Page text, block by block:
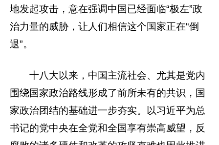
地发起攻击，意在强调中国已经面临“极左”政
治力量的威胁，让人们相信这个国家正在“倒
退”。
十八大以来，中国主流社会、尤其是党内
围绕国家政治路线形成了前所未有的共识，国
家政治团结的基础进一步夯实。以习近平为总
书记的党中央在全党和全国享有崇高威望，反